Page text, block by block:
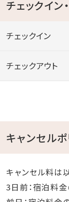
チェックイン
チェックイン
チェックアウト
キャンセル
キャンセル料は
3日前：宿泊料